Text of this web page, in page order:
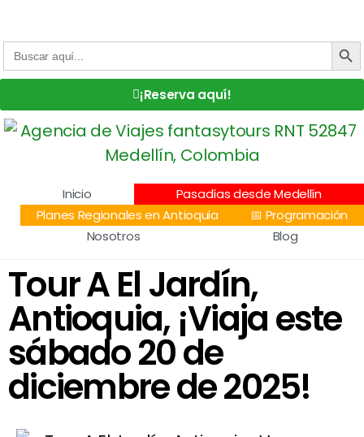
Buscar: BOTÓN
¡Reserva aquí!
Inicio
Pasadías desde Medellín
Planes Regionales en Antioquia
📅 Programación
Nosotros
Blog
Tour A El Jardín,
Antioquia, ¡Viaja este
sábado 20 de
diciembre de 2025!